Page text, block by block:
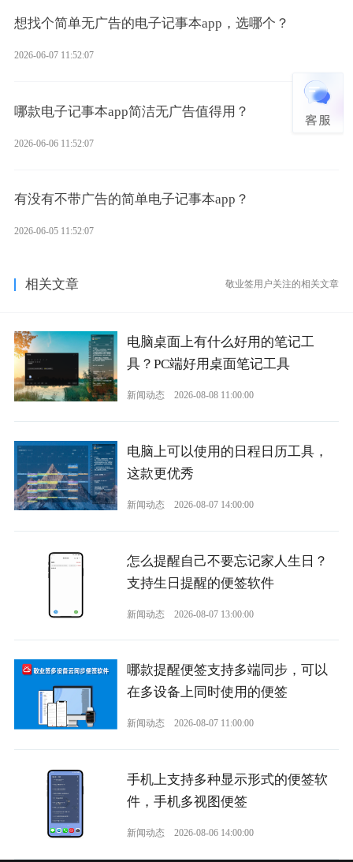
想找个简单无广告的电子记事本app，选哪个？
2026-06-07 11:52:07
哪款电子记事本app简洁无广告值得用？
2026-06-06 11:52:07
有没有不带广告的简单电子记事本app？
2026-06-05 11:52:07
相关文章 敬业签用户关注的相关文章
电脑桌面上有什么好用的笔记工
具？PC端好用桌面笔记工具
新闻动态 2026-08-08 11:00:00
电脑上可以使用的日程日历工具，
这款更优秀
新闻动态 2026-08-07 14:00:00
怎么提醒自己不要忘记家人生日？
支持生日提醒的便签软件
新闻动态 2026-08-07 13:00:00
哪款提醒便签支持多端同步，可以
在多设备上同时使用的便签
新闻动态 2026-08-07 11:00:00
手机上支持多种显示形式的便签软
件，手机多视图便签
新闻动态 2026-08-06 14:00:00